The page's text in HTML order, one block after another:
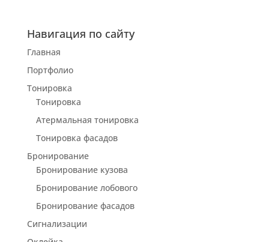
Навигация по сайту
Главная
Портфолио
Тонировка
Тонировка
Атермальная тонировка
Тонировка фасадов
Бронирование
Бронирование кузова
Бронирование лобового
Бронирование фасадов
Сигнализации